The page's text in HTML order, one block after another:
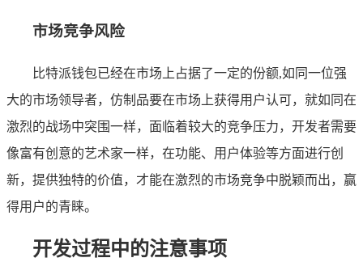
市场竞争风险
比特派钱包已经在市场上占据了一定的份额,如同一位强
大的市场领导者，仿制品要在市场上获得用户认可，就如同在
激烈的战场中突围一样，面临着较大的竞争压力，开发者需要
像富有创意的艺术家一样，在功能、用户体验等方面进行创
新，提供独特的价值，才能在激烈的市场竞争中脱颖而出，赢
得用户的青睐。
开发过程中的注意事项